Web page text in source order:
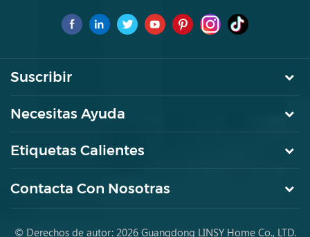
por primera vez.
Suscribir
Necesitas Ayuda
Etiquetas Calientes
Contacta Con Nosotras
© Derechos de autor: 2026 Guangdong LINSY Home Co., LTD.